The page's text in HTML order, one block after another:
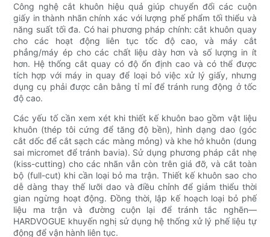
Công nghệ cắt khuôn hiệu quả giúp chuyển đổi các cuộn
giấy in thành nhãn chính xác với lượng phế phẩm tối thiểu và
năng suất tối đa. Có hai phương pháp chính: cắt khuôn quay
cho các hoạt động liên tục tốc độ cao, và máy cắt
phẳng/máy ép cho các chất liệu dày hơn và số lượng in ít
hơn. Hệ thống cắt quay có độ ổn định cao và có thể được
tích hợp với máy in quay để loại bỏ việc xử lý giấy, nhưng
dụng cụ phải được cân bằng tỉ mỉ để tránh rung động ở tốc
độ cao.
Các yếu tố cần xem xét khi thiết kế khuôn bao gồm vật liệu
khuôn (thép tôi cứng để tăng độ bền), hình dạng dao (góc
cắt dốc để cắt sạch các màng mỏng) và khe hở khuôn (dung
sai micromet để tránh bavia). Sử dụng phương pháp cắt nhẹ
(kiss-cutting) cho các nhãn vẫn còn trên giá đỡ, và cắt toàn
bộ (full-cut) khi cần loại bỏ ma trận. Thiết kế khuôn sao cho
dễ dàng thay thế lưỡi dao và điều chỉnh để giảm thiểu thời
gian ngừng hoạt động. Đồng thời, lập kế hoạch loại bỏ phế
liệu ma trận và đường cuộn lại để tránh tắc nghẽn—
HARDVOGUE khuyến nghị sử dụng hệ thống xử lý phế liệu tự
động để vận hành liên tục.